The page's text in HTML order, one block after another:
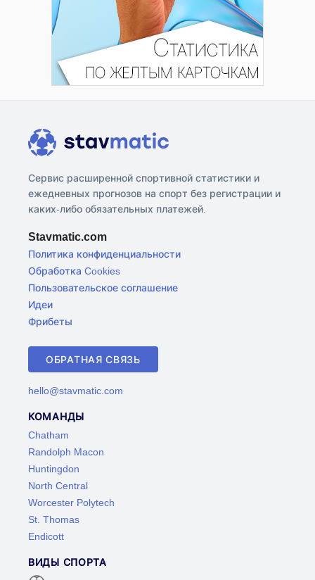
Сервис расширенной спортивной статистики и
ежедневных прогнозов на спорт без регистрации и
каких-либо обязательных платежей.
Stavmatic.com
Политика конфиденциальности
Обработка Cookies
Пользовательское соглашение
Идеи
Фрибеты
ОБРАТНАЯ СВЯЗЬ
hello@stavmatic.com
КОМАНДЫ
Chatham
Randolph Macon
Huntingdon
North Central
Worcester Polytech
St. Thomas
Endicott
ВИДЫ СПОРТА